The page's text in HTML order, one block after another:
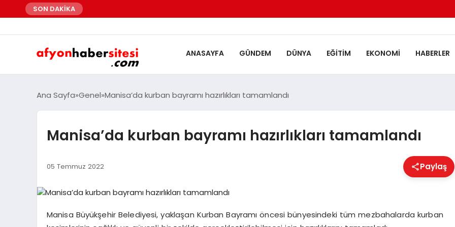
SON DAKİKA
ANASAYFA GÜNDEM DÜNYA EĞITIM EKONOMI HABERLER
Ana Sayfa Genel Manisa’da kurban bayramı hazırlıkları tamamlandı
Manisa’da kurban bayramı hazırlıkları tamamlandı
05 Temmuz 2022 Paylaş
Manisa Büyükşehir Belediyesi, yaklaşan Kurban Bayramı öncesi bünyesindeki tüm mezbahalarda kurban